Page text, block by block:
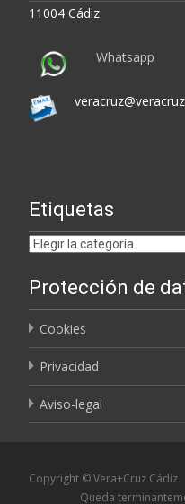
11004 Cádiz
Whatsapp
Etiquetas
Etiquetas
Protección de
Cookies
Privacidad
Aviso-legal
Copyright © Vera+Cruz Cádiz
Queda